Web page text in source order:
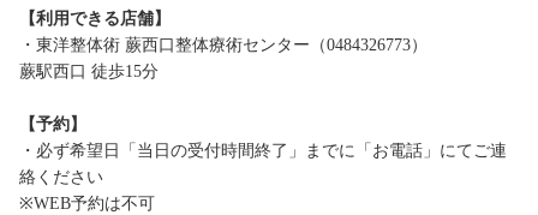
【利用できる店舗】
・東洋整体術 蕨西口整体療術センター（0484326773）
蕨駅西口 徒歩15分
【予約】
・必ず希望日「当日の受付時間終了」までに「お電話」にてご連
絡ください
※WEB予約は不可